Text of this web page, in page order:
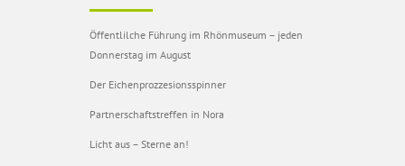
Öffentlilche Führung im Rhönmuseum – jeden
Donnerstag im August
Der Eichenprozzesionsspinner
Partnerschaftstreffen in Nora
Licht aus – Sterne an!